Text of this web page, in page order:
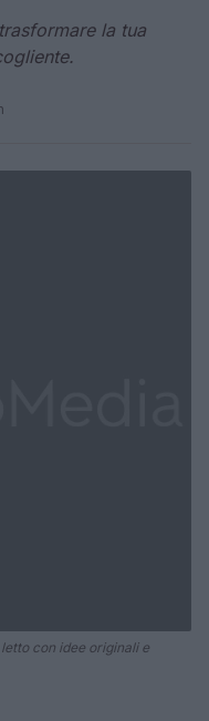
la tua
con idee originali e